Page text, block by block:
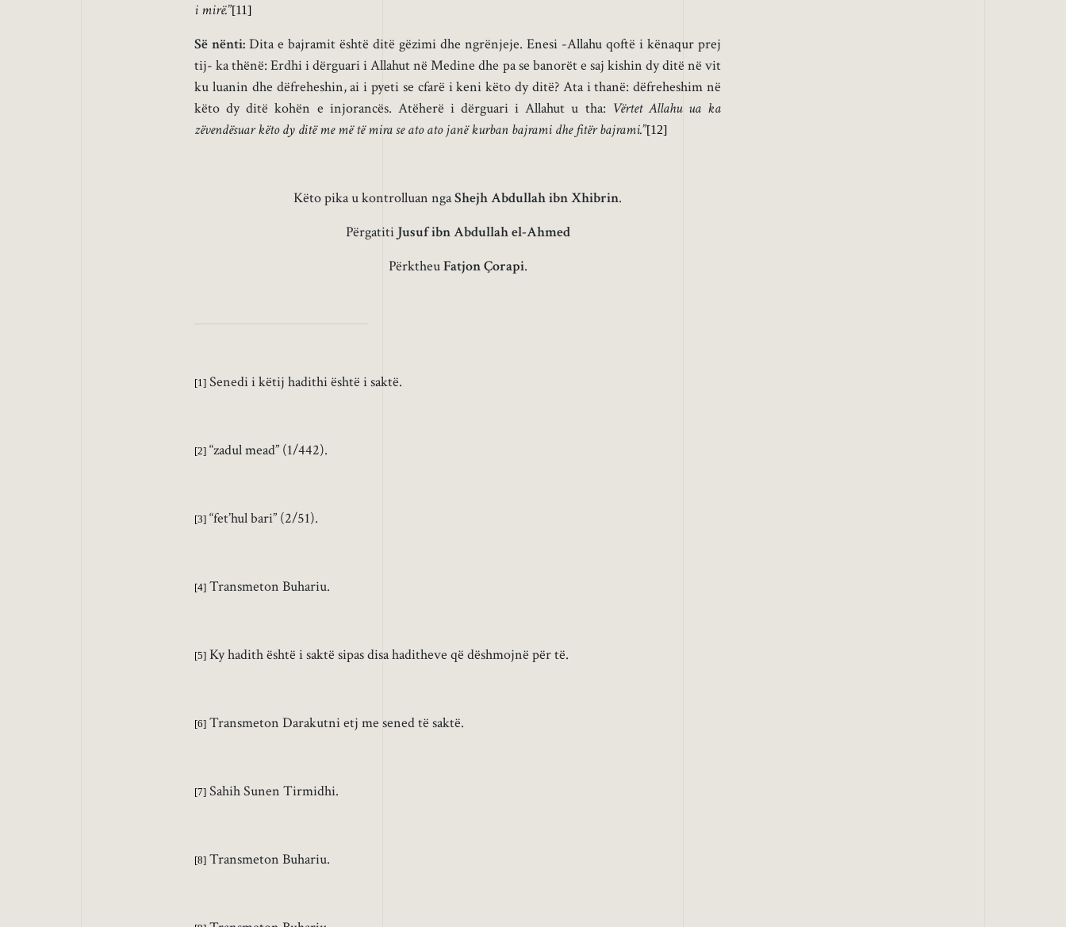
i mirë.”[11]
Së nënti: Dita e bajramit është ditë gëzimi dhe ngrënjeje. Enesi -Allahu qoftë i kënaqur prej
tij- ka thënë: Erdhi i dërguari i Allahut në Medine dhe pa se banorët e saj kishin dy ditë në vit
ku luanin dhe dëfreheshin, ai i pyeti se cfarë i keni këto dy ditë? Ata i thanë: dëfreheshim në
këto dy ditë kohën e injorancës. Atëherë i dërguari i Allahut u tha: Vërtet Allahu ua ka
zëvendësuar këto dy ditë me më të mira se ato ato janë kurban bajrami dhe fitër bajrami.”[12]
Këto pika u kontrolluan ngaShejh Abdullah ibn Xhibrin.
Përgatiti Jusuf ibn Abdullah el-Ahmed
PërktheuFatjon Çorapi.
[1] Senedi i këtij hadithi është i saktë.
[2] “zadul mead” (1/442).
[3] “fet’hulbari” (2/51).
[4] Transmeton Buhariu.
[5] Ky hadith është i saktë sipas disa haditheve që dëshmojnë për të.
[6] Transmeton Darakutni etj me sened të saktë.
[7] Sahih Sunen Tirmidhi.
[8] Transmeton Buhariu.